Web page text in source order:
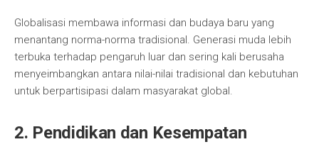
Globalisasi membawa informasi dan budaya baru yang
menantang norma-norma tradisional. Generasi muda lebih
terbuka terhadap pengaruh luar dan sering kali berusaha
menyeimbangkan antara nilai-nilai tradisional dan kebutuhan
untuk berpartisipasi dalam masyarakat global.
2. Pendidikan dan Kesempatan